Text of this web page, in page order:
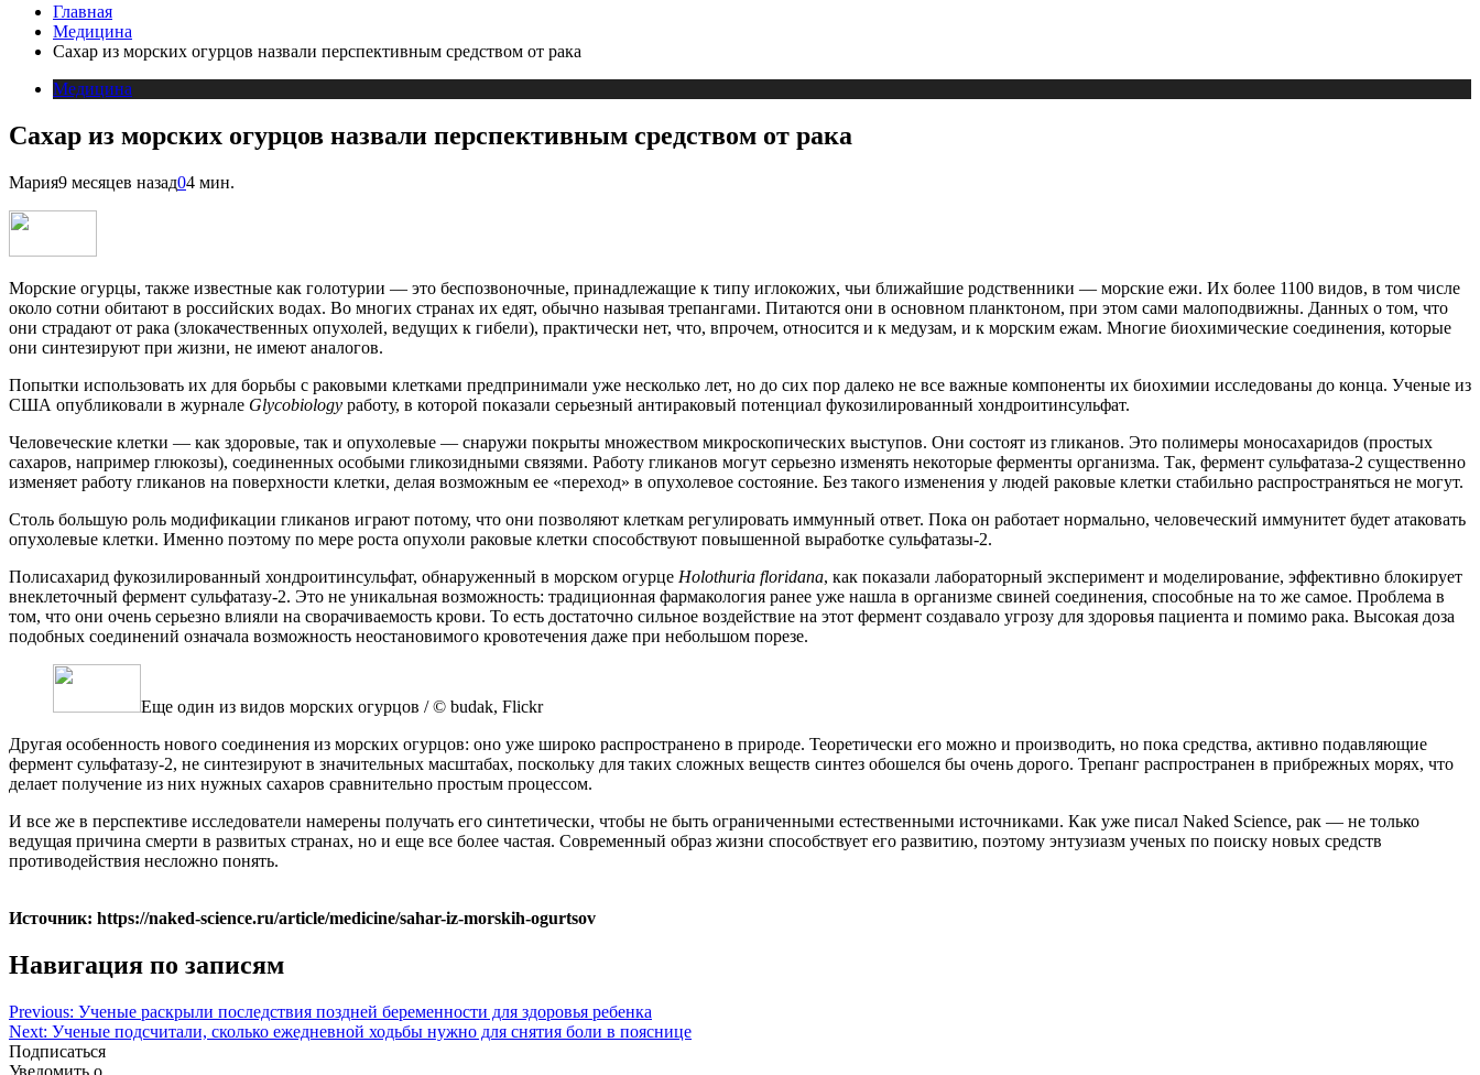
Главная
Медицина
Сахар из морских огурцов назвали перспективным средством от рака
Медицина
Сахар из морских огурцов назвали перспективным средством от рака
Мария9 месяцев назад04 мин.
Морские огурцы, также известные как голотурии — это беспозвоночные, принадлежащие к типу иглокожих, чьи ближайшие родственники — морские ежи. Их более 1100 видов, в том числе
около сотни обитают в российских водах. Во многих странах их едят, обычно называя трепангами. Питаются они в основном планктоном, при этом сами малоподвижны. Данных о том, что
они страдают от рака (злокачественных опухолей, ведущих к гибели), практически нет, что, впрочем, относится и к медузам, и к морским ежам. Многие биохимические соединения, которые
они синтезируют при жизни, не имеют аналогов.
Попытки использовать их для борьбы с раковыми клетками предпринимали уже несколько лет, но до сих пор далеко не все важные компоненты их биохимии исследованы до конца. Ученые из
США опубликовали в журнале Glycobiology работу, в которой показали серьезный антираковый потенциал фукозилированный хондроитинсульфат.
Человеческие клетки — как здоровые, так и опухолевые — снаружи покрыты множеством микроскопических выступов. Они состоят из гликанов. Это полимеры моносахаридов (простых
сахаров, например глюкозы), соединенных особыми гликозидными связями. Работу гликанов могут серьезно изменять некоторые ферменты организма. Так, фермент сульфатаза-2 существенно
изменяет работу гликанов на поверхности клетки, делая возможным ее «переход» в опухолевое состояние. Без такого изменения у людей раковые клетки стабильно распространяться не могут.
Столь большую роль модификации гликанов играют потому, что они позволяют клеткам регулировать иммунный ответ. Пока он работает нормально, человеческий иммунитет будет атаковать
опухолевые клетки. Именно поэтому по мере роста опухоли раковые клетки способствуют повышенной выработке сульфатазы-2.
Полисахарид фукозилированный хондроитинсульфат, обнаруженный в морском огурце Holothuria floridana, как показали лабораторный эксперимент и моделирование, эффективно блокирует
внеклеточный фермент сульфатазу-2. Это не уникальная возможность: традиционная фармакология ранее уже нашла в организме свиней соединения, способные на то же самое. Проблема в
том, что они очень серьезно влияли на сворачиваемость крови. То есть достаточно сильное воздействие на этот фермент создавало угрозу для здоровья пациента и помимо рака. Высокая доза
подобных соединений означала возможность неостановимого кровотечения даже при небольшом порезе.
Еще один из видов морских огурцов / © budak, Flickr
Другая особенность нового соединения из морских огурцов: оно уже широко распространено в природе. Теоретически его можно и производить, но пока средства, активно подавляющие
фермент сульфатазу-2, не синтезируют в значительных масштабах, поскольку для таких сложных веществ синтез обошелся бы очень дорого. Трепанг распространен в прибрежных морях, что
делает получение из них нужных сахаров сравнительно простым процессом.
И все же в перспективе исследователи намерены получать его синтетически, чтобы не быть ограниченными естественными источниками. Как уже писал Naked Science, рак — не только
ведущая причина смерти в развитых странах, но и еще все более частая. Современный образ жизни способствует его развитию, поэтому энтузиазм ученых по поиску новых средств
противодействия несложно понять.
Источник: https://naked-science.ru/article/medicine/sahar-iz-morskih-ogurtsov
Навигация по записям
Previous: Ученые раскрыли последствия поздней беременности для здоровья ребенка
Next: Ученые подсчитали, сколько ежедневной ходьбы нужно для снятия боли в пояснице
Подписаться
Уведомить о